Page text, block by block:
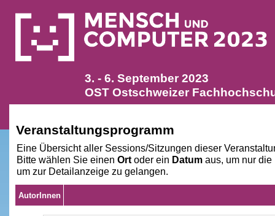
3. - 6. September 2023
OST Ostschweizer
Veranstaltungsprogramm
Eine Übersicht aller Sessions/Sitzungen dieser
Bitte wählen Sie einen Ortoder ein Datumaus, um nur die
um zur Detailanzeige zu gelangen.
AutorInnen